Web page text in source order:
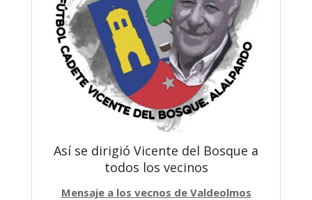
Así se dirigió Vicente del Bosque a
todos los vecinos
Mensaje a los vecnos de Valdeolmos